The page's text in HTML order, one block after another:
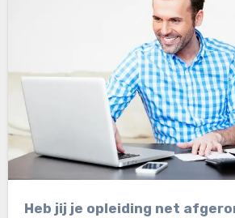
Heb jij je opleiding net afgerond of ben je